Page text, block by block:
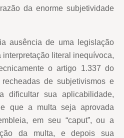
da enorme subjetividade
ausência de uma legislação
literal inequívoca,
o artigo 1.337 do
de subjetivismos e
dificultar sua aplicabilidade,
que a multa seja aprovada
em seu “caput”, ou a
da multa, e depois sua